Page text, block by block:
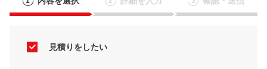
見積りをしたい